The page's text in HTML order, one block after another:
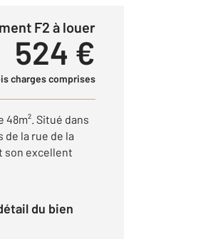
F2 à louer
524 €
charges comprises
48m². Situé dans
de la rue de la
son excellent
du bien